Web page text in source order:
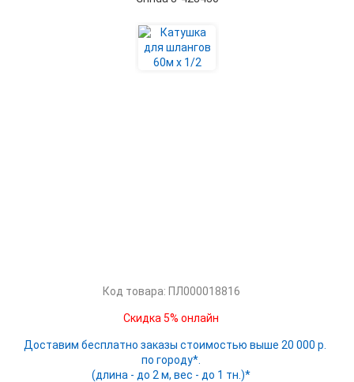
Код товара: ПЛ000018816
Скидка 5% онлайн
Доставим бесплатно заказы стоимостью выше 20 000 р.
по городу*.
(длина - до 2 м, вес - до 1 тн.)*